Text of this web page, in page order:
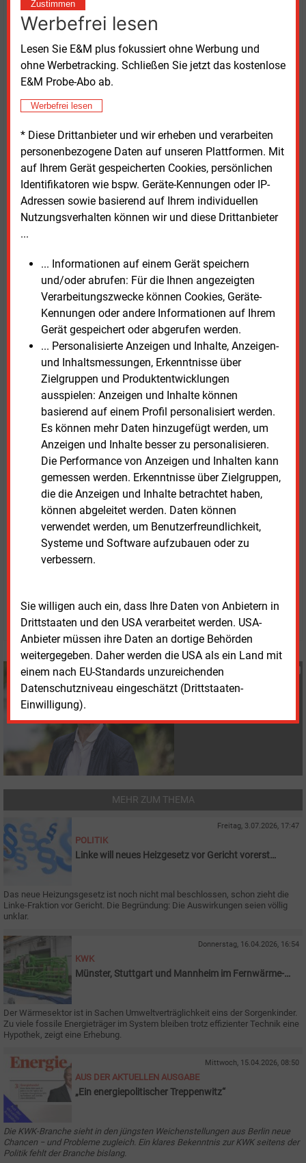
Zustimmen
Werbefrei lesen
Lesen Sie E&M plus fokussiert ohne Werbung und
ohne Werbetracking. Schließen Sie jetzt das kostenlose
E&M Probe-Abo ab.
Werbefrei lesen
* Diese Drittanbieter und wir erheben und verarbeiten
personenbezogene Daten auf unseren Plattformen. Mit
auf Ihrem Gerät gespeicherten Cookies, persönlichen
Identifikatoren wie bspw. Geräte-Kennungen oder IP-
Adressen sowie basierend auf Ihrem individuellen
Nutzungsverhalten können wir und diese Drittanbieter
...
... Informationen auf einem Gerät speichern
und/oder abrufen: Für die Ihnen angezeigten
Verarbeitungszwecke können Cookies, Geräte-
Kennungen oder andere Informationen auf Ihrem
Gerät gespeichert oder abgerufen werden.
... Personalisierte Anzeigen und Inhalte, Anzeigen-
und Inhaltsmessungen, Erkenntnisse über
Zielgruppen und Produktentwicklungen
ausspielen: Anzeigen und Inhalte können
basierend auf einem Profil personalisiert werden.
Es können mehr Daten hinzugefügt werden, um
Anzeigen und Inhalte besser zu personalisieren.
Die Performance von Anzeigen und Inhalten kann
gemessen werden. Erkenntnisse über Zielgruppen,
die die Anzeigen und Inhalte betrachtet haben,
können abgeleitet werden. Daten können
verwendet werden, um Benutzerfreundlichkeit,
Systeme und Software aufzubauen oder zu
verbessern.
Sie willigen auch ein, dass Ihre Daten von Anbietern in
Drittstaaten und den USA verarbeitet werden. USA-
Anbieter müssen ihre Daten an dortige Behörden
weitergegeben. Daher werden die USA als ein Land mit
einem nach EU-Standards unzureichenden
Datenschutzniveau eingeschätzt (Drittstaaten-
Einwilligung).
mögliche Technologien. Die KWK werde – anders als
etwa Wärmepumpen – nicht explizit genannt. Dies
Planern und Beratern geführt, insbesondere bei der
Kombination von KWK mit Wärmepumpen.
Im Bereich von Quartierslösungen sowie der Nah- und
Bestandteil einer sicheren und resilienten
Energieversorgung. Eine klare gesetzliche
Verankerung könne Investitionshemmnisse abbauen
und die überwiegend mittelständisch geprägte
Branche stärken, so der Verband.
Politische Einigung offen
Die politische Herausforderung besteht nun darin,
unterschiedliche Ziele miteinander zu verbinden. Laut
Spahn soll niemand den Eindruck bekommen, der
Staat greife in individuelle Entscheidungen im
Heizungskeller ein. Gleichzeitig räumte Miersch ein,
dass die Positionen der Koalitionspartner zuletzt
„teilweise sehr weit auseinandergegangen“ seien.
Mit der Vorlage der Eckpunkte will die
Bundesregierung jetzt Klarheit schaffen. Ob das neue
Gebäudemodernisierungsgesetz stärker auf
verbindliche Vorgaben oder auf Technologieoffenheit
setzt, dürfte maßgeblich für die
Investitionsentscheidungen im Wärmemarkt sein.
Civey-Umfrageergebnisse zur Heizung im
Eigenheim
stehen im Internet bereit.
© 2026 Energie & Management GmbH
Susanne Harmsen
+49 (0) 151 28207503
MEHR ZUM THEMA
Freitag, 3.07.2026, 17:47
POLITIK
Linke will neues Heizgesetz vor Gericht vorerst
Das neue Heizungsgesetz ist noch nicht mal beschlossen, schon zieht die
Linke-Fraktion vor Gericht. Die Begründung: Die Auswirkungen seien völlig
unklar.
Donnerstag, 16.04.2026, 16:54
KWK
Münster, Stuttgart und Mannheim im Fernwärme-
Der Wärmesektor ist in Sachen Umweltverträglichkeit eins der Sorgenkinder.
Zu viele fossile Energieträger im System bleiben trotz effizienter Technik eine
Hypothek, zeigt eine Erhebung.
Mittwoch, 15.04.2026, 08:50
AUS DER AKTUELLEN AUSGABE
„Ein energiepolitischer Treppenwitz“
Die KWK-Branche sieht in den jüngsten Weichenstellungen aus Berlin neue
Chancen − und Probleme zugleich. Ein klares Bekenntnis zur KWK seitens der
Politik fehlt der Branche bislang.